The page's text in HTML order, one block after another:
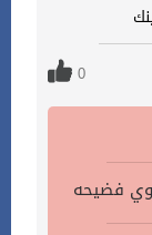
0
فضيحه